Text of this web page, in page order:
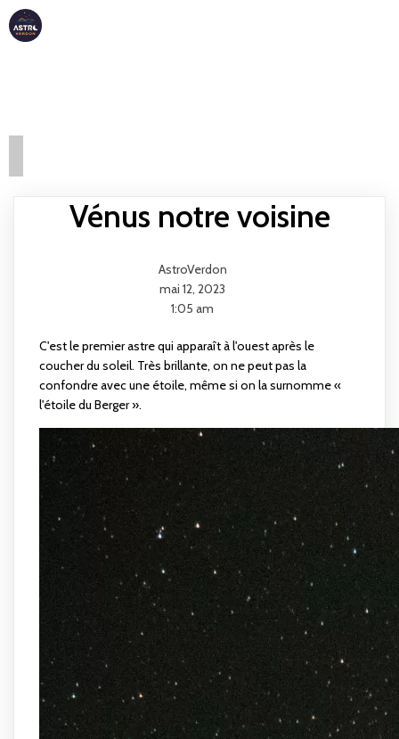
Vénus notre voisine
AstroVerdon
mai 12, 2023
1:05 am
C'est le premier astre qui apparaît à l'ouest après le
coucher du soleil. Très brillante, on ne peut pas la
confondre avec une étoile, même si on la surnomme «
l'étoile du Berger ».